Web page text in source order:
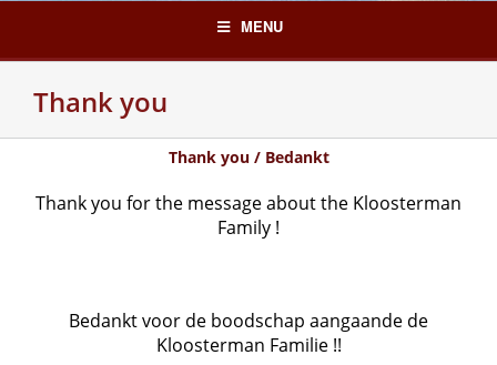
content
MENU
Thank you
Thank you / Bedankt
Thank you for the message about the Kloosterman
Family !
Bedankt voor de boodschap aangaande de
Kloosterman Familie !!